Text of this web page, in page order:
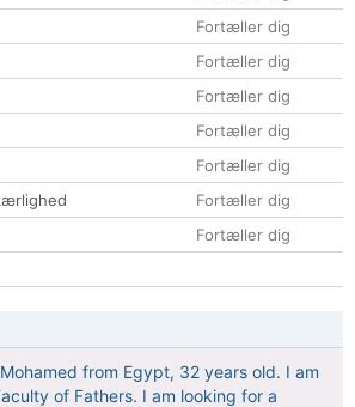
Fortæller dig
Fortæller dig
Fortæller dig
Fortæller dig
Fortæller dig
Fortæller dig
Fortæller dig
from Egypt, 32 years old. I am
of Fathers. I am looking for a